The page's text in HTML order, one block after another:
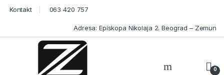
Skip to navigation
Skip to content
Kontakt 063 420 757
Adresa: Episkopa Nikolaja 2. Beograd – Zemun
0